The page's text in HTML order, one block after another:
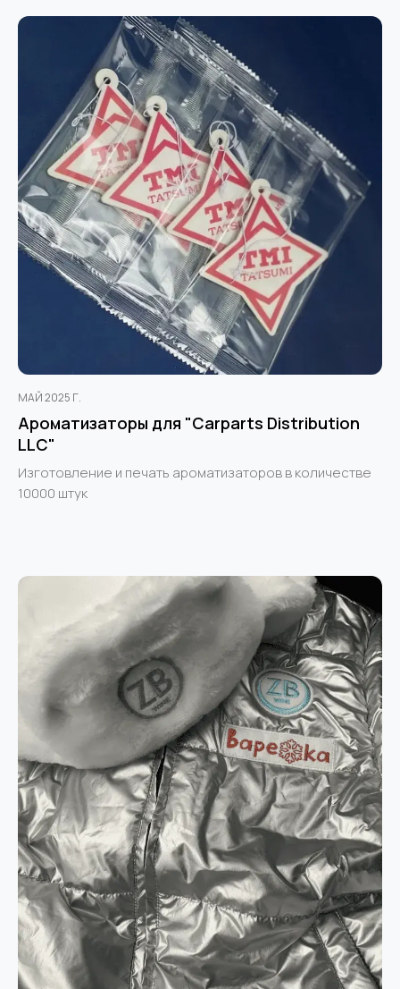
МАЙ 2025 Г.
Ароматизаторы для "Carparts Distribution
LLC"
Изготовление и печать ароматизаторов в количестве
10000 штук